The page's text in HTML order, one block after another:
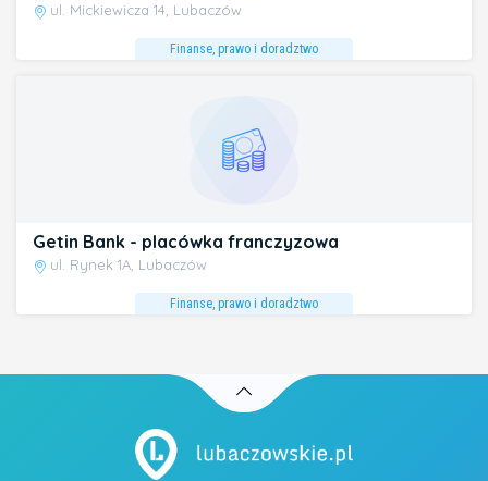
ul. Mickiewicza 14, Lubaczów
Finanse, prawo i doradztwo
Getin Bank - placówka franczyzowa
ul. Rynek 1A, Lubaczów
Finanse, prawo i doradztwo